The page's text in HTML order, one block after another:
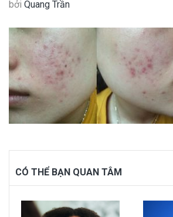
bởi Quang Trần
CÓ THỂ BẠN QUAN TÂM